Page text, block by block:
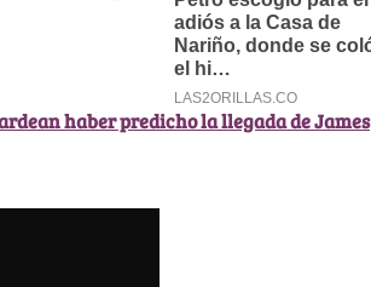
haber predicho la llegada de James